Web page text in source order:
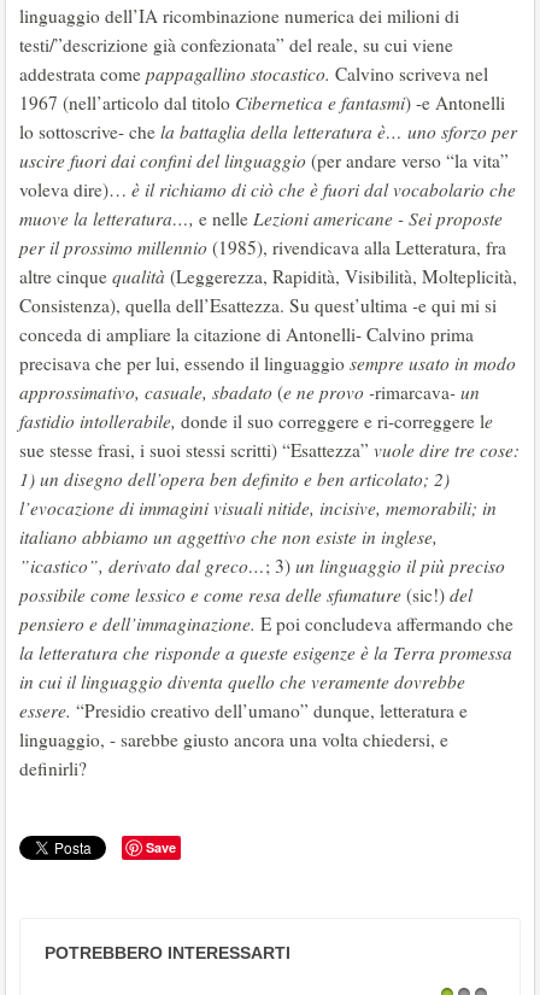
linguaggio dell’IA ricombinazione numerica dei milioni di
testi/”descrizione già confezionata” del reale, su cui viene
addestrata come pappagallino stocastico. Calvino scriveva nel
1967 (nell’articolo dal titolo Cibernetica e fantasmi) -e Antonelli
lo sottoscrive- che la battaglia della letteratura è… uno sforzo per
uscire fuori dai confini del linguaggio (per andare verso “la vita”
voleva dire)… è il richiamo di ciò che è fuori dal vocabolario che
muove la letteratura…, e nelle Lezioni americane - Sei proposte
per il prossimo millennio (1985), rivendicava alla Letteratura, fra
altre cinque qualità (Leggerezza, Rapidità, Visibilità, Molteplicità,
Consistenza), quella dell’Esattezza. Su quest’ultima -e qui mi si
conceda di ampliare la citazione di Antonelli- Calvino prima
precisava che per lui, essendo il linguaggio sempre usato in modo
approssimativo, casuale, sbadato (e ne provo -rimarcava- un
fastidio intollerabile, donde il suo correggere e ri-correggere le
sue stesse frasi, i suoi stessi scritti) “Esattezza” vuole dire tre cose:
1) un disegno dell’opera ben definito e ben articolato; 2)
l’evocazione di immagini visuali nitide, incisive, memorabili; in
italiano abbiamo un aggettivo che non esiste in inglese,
”icastico”, derivato dal greco…; 3) un linguaggio il più preciso
possibile come lessico e come resa delle sfumature (sic!) del
pensiero e dell’immaginazione. E poi concludeva affermando che
la letteratura che risponde a queste esigenze è la Terra promessa
in cui il linguaggio diventa quello che veramente dovrebbe
essere. “Presidio creativo dell’umano” dunque, letteratura e
linguaggio, - sarebbe giusto ancora una volta chiedersi, e
definirli?
Save
POTREBBERO INTERESSARTI